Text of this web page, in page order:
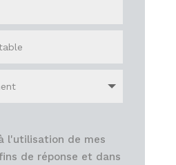
l'utilisation de mes
de réponse et dans